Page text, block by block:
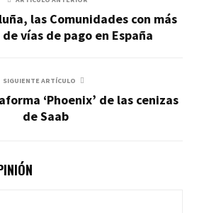
las Comunidades con más
vías de pago en España
SIGUIENTE ARTÍCULO
‘Phoenix’ de las cenizas
de Saab